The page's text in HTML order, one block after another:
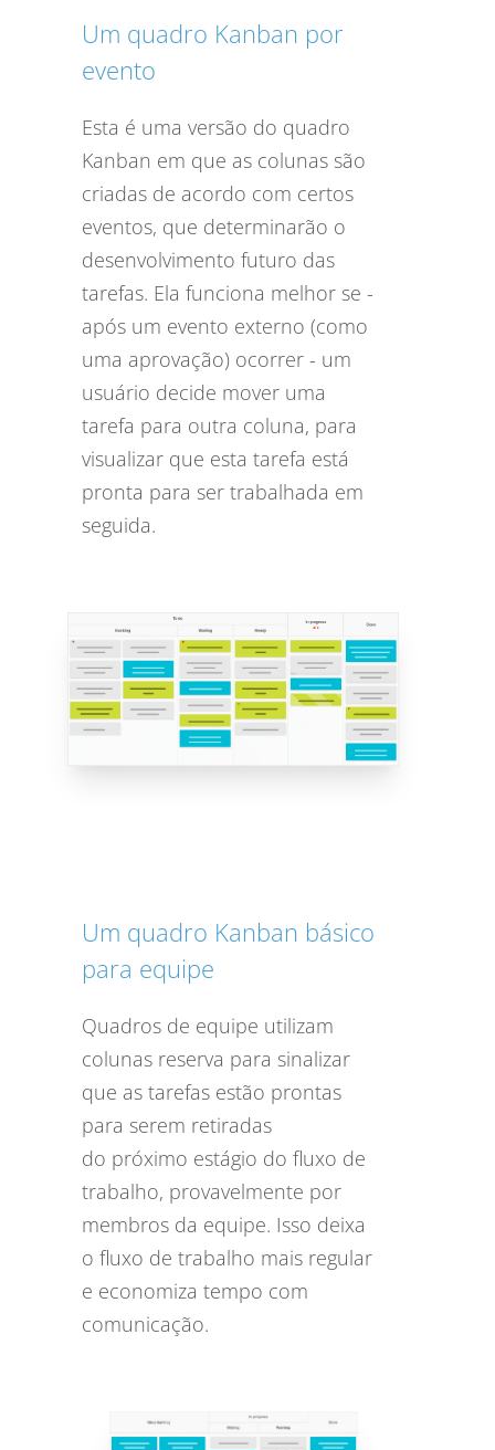
Um quadro Kanban por
evento
Esta é uma versão do quadro
Kanban em que as colunas são
criadas de acordo com certos
eventos, que determinarão o
desenvolvimento futuro das
tarefas. Ela funciona melhor se -
após um evento externo (como
uma aprovação) ocorrer - um
usuário decide mover uma
tarefa para outra coluna, para
visualizar que esta tarefa está
pronta para ser trabalhada em
seguida.
Um quadro Kanban básico
para equipe
Quadros de equipe utilizam
colunas reserva para sinalizar
que as tarefas estão prontas
para serem retiradas
do próximo estágio do fluxo de
trabalho, provavelmente por
membros da equipe. Isso deixa
o fluxo de trabalho mais regular
e economiza tempo com
comunicação.